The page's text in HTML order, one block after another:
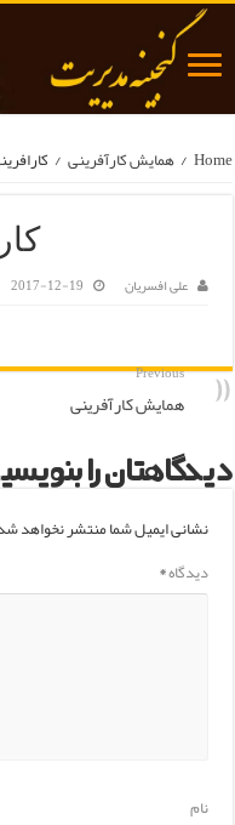
Home
/ همایش کارآفرینی /
علی افسریان 2017-12-19
Previous
همایش کارآفرینی
دیدگاهتان را
نشانی ایمیل شما منتشر نخواهد
دیدگاه*
نام